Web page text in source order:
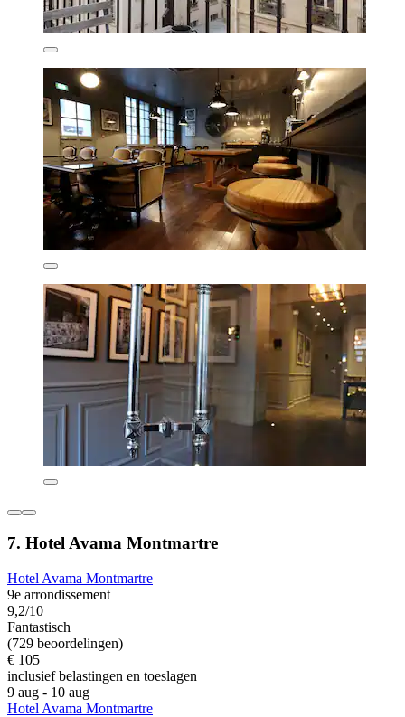
7. Hotel Avama Montmartre
Hotel Avama Montmartre
9e arrondissement
9,2/10
Fantastisch
(729 beoordelingen)
€ 105
inclusief belastingen en toeslagen
9 aug - 10 aug
Hotel Avama Montmartre